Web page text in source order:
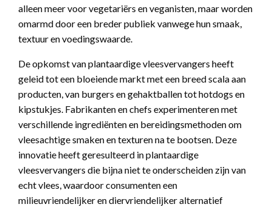
alleen meer voor vegetariërs en veganisten, maar worden
omarmd door een breder publiek vanwege hun smaak,
textuur en voedingswaarde.
De opkomst van plantaardige vleesvervangers heeft
geleid tot een bloeiende markt met een breed scala aan
producten, van burgers en gehaktballen tot hotdogs en
kipstukjes. Fabrikanten en chefs experimenteren met
verschillende ingrediënten en bereidingsmethoden om
vleesachtige smaken en texturen na te bootsen. Deze
innovatie heeft geresulteerd in plantaardige
vleesvervangers die bijna niet te onderscheiden zijn van
echt vlees, waardoor consumenten een
milieuvriendelijker en diervriendelijker alternatief